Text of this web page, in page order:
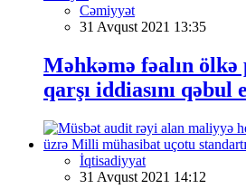
Cəmiyyət
31 Avqust 2021 13:35
Məhkəmə fəalın
qarşı iddiasını qəbul
İqtisadiyyat
31 Avqust 2021 14:12